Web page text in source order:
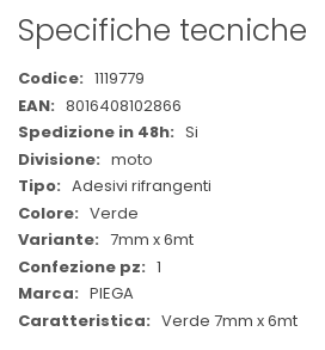
Specifiche tecniche
Maggiori
Informazioni
1119779
8016408102866
Si
moto
Adesivi rifrangenti
Verde
7mm x 6mt
1
PIEGA
Verde 7mm x 6mt